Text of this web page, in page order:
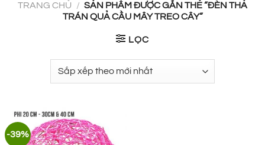
TRANG CHỦ / SẢN PHẨM ĐƯỢC GẮN THẺ “ĐÈN THẢ
TRÁN QUẢ CẦU MÂY TREO CÂY”
LỌC
-39%